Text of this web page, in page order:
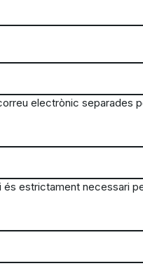
electrònic separades
estrictament necessari